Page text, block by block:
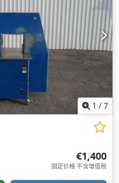
1 /7
€1,400
固定价格 不含增值税